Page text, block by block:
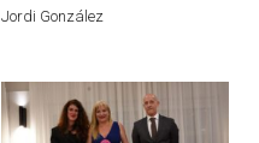
Jordi González